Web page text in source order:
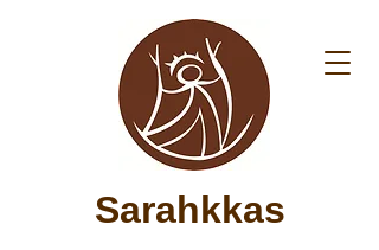
Sarahkkas